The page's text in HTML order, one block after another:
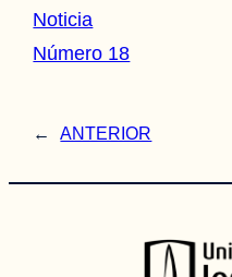
Noticia
Número 18
← ANTERIOR